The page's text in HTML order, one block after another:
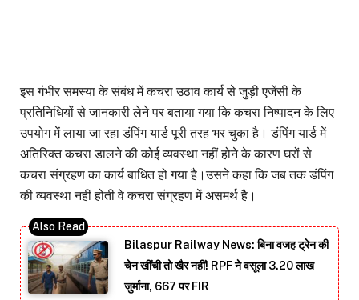
इस गंभीर समस्या के संबंध में कचरा उठाव कार्य से जुड़ी एजेंसी के
प्रतिनिधियों से जानकारी लेने पर बताया गया कि कचरा निष्पादन के लिए
उपयोग में लाया जा रहा डंपिंग यार्ड पूरी तरह भर चुका है। डंपिंग यार्ड में
अतिरिक्त कचरा डालने की कोई व्यवस्था नहीं होने के कारण घरों से
कचरा संग्रहण का कार्य बाधित हो गया है।उसने कहा कि जब तक डंपिंग
की व्यवस्था नहीं होती वे कचरा संग्रहण में असमर्थ है।
Bilaspur Railway News: बिना वजह ट्रेन की
चेन खींची तो खैर नहीं! RPF ने वसूला 3.20 लाख
जुर्माना, 667 पर FIR